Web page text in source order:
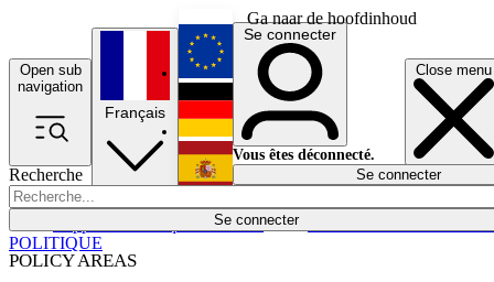
Ga naar de hoofdinhoud
Open sub
navigation
Close menu
Recherche
Se connecter
POLICY AREAS
Économie
Français
English
Deutsch
Español
Se connecter
Vous êtes déconnecté.
Se connecter
POLITIQUE